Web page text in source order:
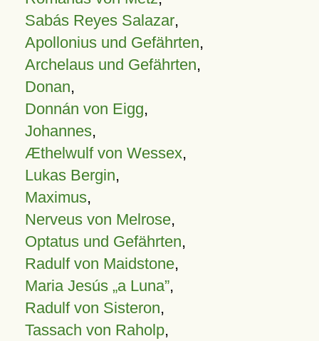
Sabás Reyes Salazar,
Apollonius und Gefährten,
Archelaus und Gefährten,
Donan,
Donnán von Eigg,
Johannes,
Æthelwulf von Wessex,
Lukas Bergin,
Maximus,
Nerveus von Melrose,
Optatus und Gefährten,
Radulf von Maidstone,
Maria Jesús „a Luna”,
Radulf von Sisteron,
Tassach von Raholp,